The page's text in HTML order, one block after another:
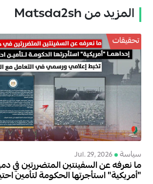
المزيد من Matsda2sh
تحقيقات
سياسة Jul. 29, 2026
ما نعرفه عن السفينتين المتضررتين في
"أمريكية" استأجرتها الحكومة لتأمين